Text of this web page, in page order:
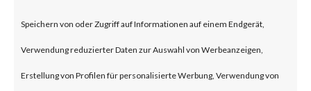
Speichern von oder Zugriff auf Informationen auf einem Endgerät,
Verwendung reduzierter Daten zur Auswahl von Werbeanzeigen,
Erstellung von Profilen für personalisierte Werbung, Verwendung von